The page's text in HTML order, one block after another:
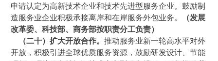
申请认定为高新技术企业和技术先进型服务企业。鼓励制
造服务业企业积极承接离岸和在岸服务外包业务。
（发展
改革委、科技部、商务部按职责分工负责）
（二十）扩大开放合作。推动服务业新一轮高水平对外
开放，积极引进全球优质服务资源，鼓励研发设计、节能